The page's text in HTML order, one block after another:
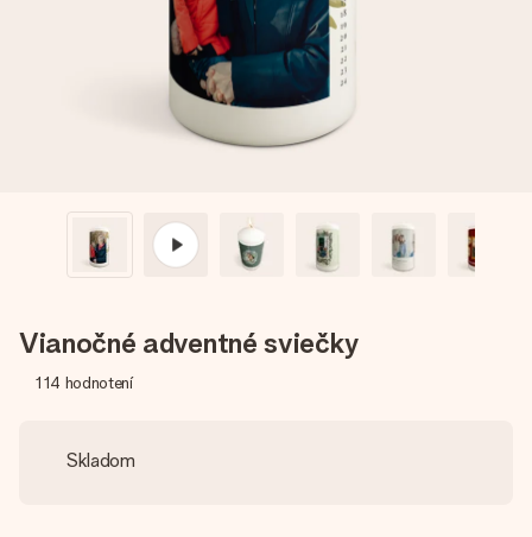
jej menom, vašou fotografiou alebo odkazom, ktorý naozaj
zahreje pri srdci. Žiadne zbytočnosti, len veľa lásky pre ten
Vianočné adventné sviečky
114 hodnotení
Skladom